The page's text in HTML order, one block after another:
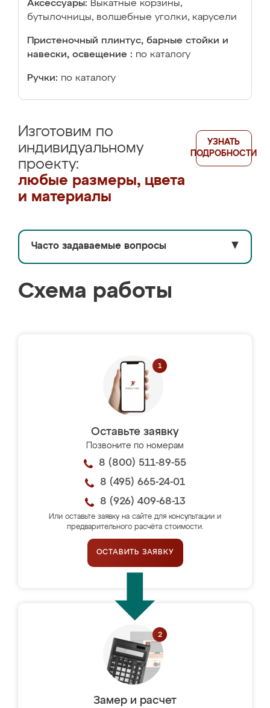
Аксессуары: Выкатные корзины,
бутылочницы, волшебные уголки, карусели
Пристеночный плинтус, барные стойки и
навески, освещение : по каталогу
Ручки: по каталогу
Изготовим по
индивидуальному
проекту:
любые размеры, цвета
и материалы
УЗНАТЬ
ПОДРОБНОСТИ
Часто задаваемые вопросы ▼
Схема работы
Оставьте заявку
Позвоните по номерам
8 (800) 511-89-55
8 (495) 665-24-01
8 (926) 409-68-13
Или оставьте заявку на сайте для консультации и
предварительного расчёта стоимости.
ОСТАВИТЬ ЗАЯВКУ
Замер и расчет